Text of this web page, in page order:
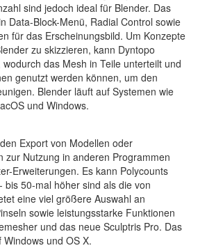
sind jedoch ideal für Blender. Das
Data-Block-Menü, Radial Control sowie
für das Erscheinungsbild. Um Konzepte
zu skizzieren, kann Dyntopo
das Mesh in Teile unterteilt und
genutzt werden können, um den
Blender läuft auf Systemen wie
und Windows.
Export von Modellen oder
zur Nutzung in anderen Programmen
Erweiterungen. Es kann Polycounts
bis 50-mal höher sind als die von
eine viel größere Auswahl an
sowie leistungsstarke Funktionen
und das neue Sculptris Pro. Das
und OS X.